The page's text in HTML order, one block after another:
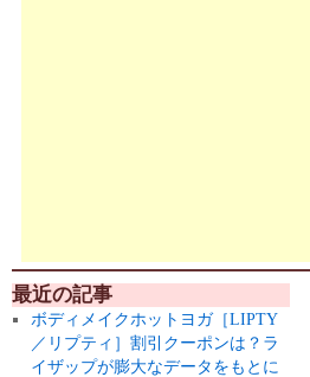
最近の記事
ボディメイクホットヨガ［LIPTY
／リプティ］割引クーポンは？ラ
イザップが膨大なデータをもとに